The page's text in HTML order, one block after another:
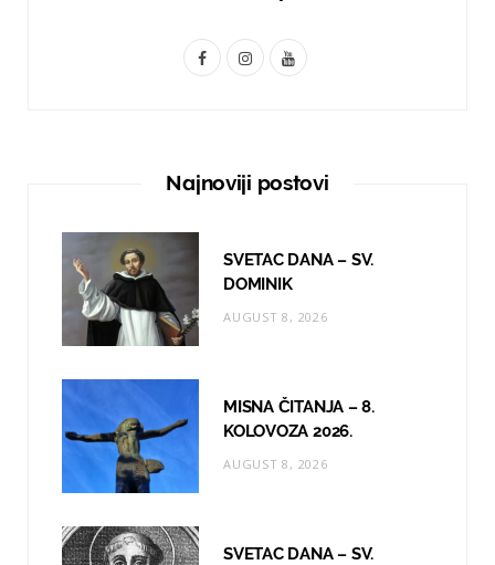
F
I
t
r
a
Y
T
Najnoviji postovi
SVETAC DANA – SV.
DOMINIK
AUGUST 8, 2026
MISNA ČITANJA – 8.
KOLOVOZA 2026.
AUGUST 8, 2026
SVETAC DANA – SV.